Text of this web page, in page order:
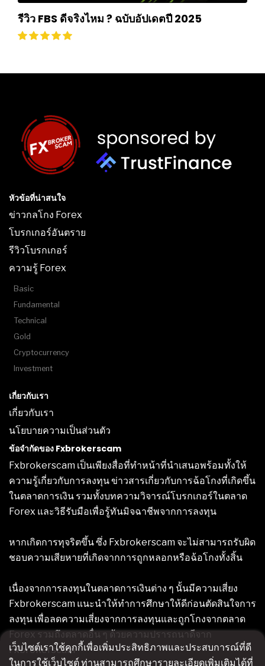
เว็บไซต์เราใช้คุกกี้เพื่อเพิ่มประสิทธิภาพและประสบการณ์ที่ดี
ในการใช้เว็บไซต์ ท่านสามารถศึกษารายละเอียดเพิ่มเติมได้ที่
รีวิว FBS ดีจริงไหม ? ฉบับอัปเดตปี 2025
หัวข้อที่น่าสนใจ
ข่าวกลโกง Forex
โบรกเกอร์อันตราย
รีวิวโบรกเกอร์
ความรู้ Forex
Basic
Fundamental
Technical
Gold
Cryptocurrency
Investment
เกี่ยวกับเรา
เกี่ยวกับเรา
นโยบายความเป็นส่วนตัว
ข้อจำกัดของ Fxbrokerscam
Fxbrokerscam เป็นเพียงสื่อที่ทำหน้าที่นำเสนอพร้อมทั้งให้
ความรู้เกี่ยวกับการลงทุน ข่าวสารเกี่ยวกับการฉ้อโกงที่เกิดขึ้น
ในตลาดการเงิน รวมทั้งบทความวิจารณ์โบรกเกอร์ในตลาด
Forex และวิธีรับมือเพื่อรู้ทันมิจฉาชีพจากการลงทุน
หากเกิดการทุจริตขึ้น ซึ่ง Fxbrokerscam จะไม่สามารถรับผิด
ชอบความเสียหายที่เกิดจากการถูกหลอกหรือฉ้อโกงทั้งสิ้น
เนื่องจากการลงทุนในตลาดการเงินต่าง ๆ นั้นมีความเสี่ยง
Fxbrokerscam แนะนำให้ทำการศึกษาให้ดีก่อนตัดสินใจการ
ลงทุน เพื่อลดความเสี่ยงจากการลงทุนและถูกโกงจากตลาด
Forex รวมถึงตลาดอื่น ๆ ด้วยความปรารถนาดีจาก
Fxbrokerscam